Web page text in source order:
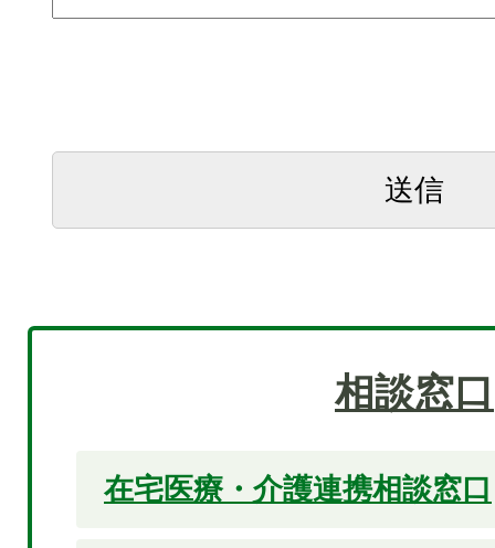
相談窓口
在宅医療・介護連携相談窓口